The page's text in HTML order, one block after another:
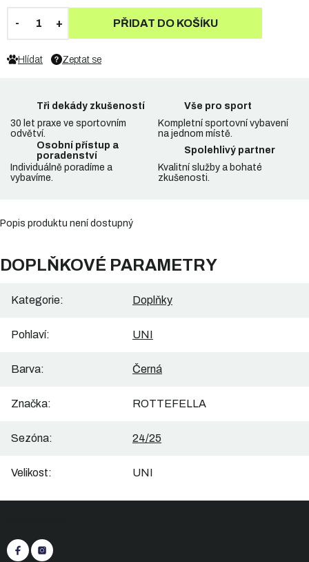
PŘIDAT DO KOŠÍKU
Zeptat se
Hlídat
Tři dekády zkušeností
30 let praxe ve sportovním
odvětví.
Vše pro sport
Kompletní sportovní vybavení
na jednom místě.
Osobní přístup a
poradenství
Individuálně poradíme a
vybavíme.
Spolehlivý partner
Kvalitní služby a bohaté
zkušenosti.
Popis produktu není dostupný
DOPLŇKOVÉ PARAMETRY
Kategorie: Doplňky
Pohlaví: UNI
Barva: Černá
Značka: ROTTEFELLA
Sezóna: 24/25
Velikost: UNI
a